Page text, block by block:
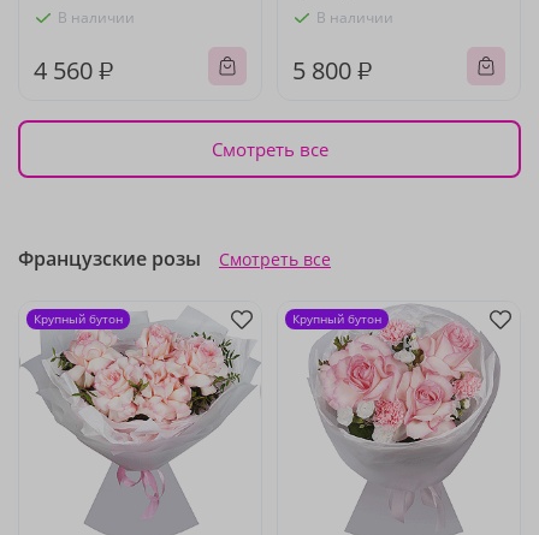
В наличии
4 560 ₽
В наличии
5 800 ₽
Смотреть все
Французские розы Смотреть все
Крупный бутон Крупный бутон